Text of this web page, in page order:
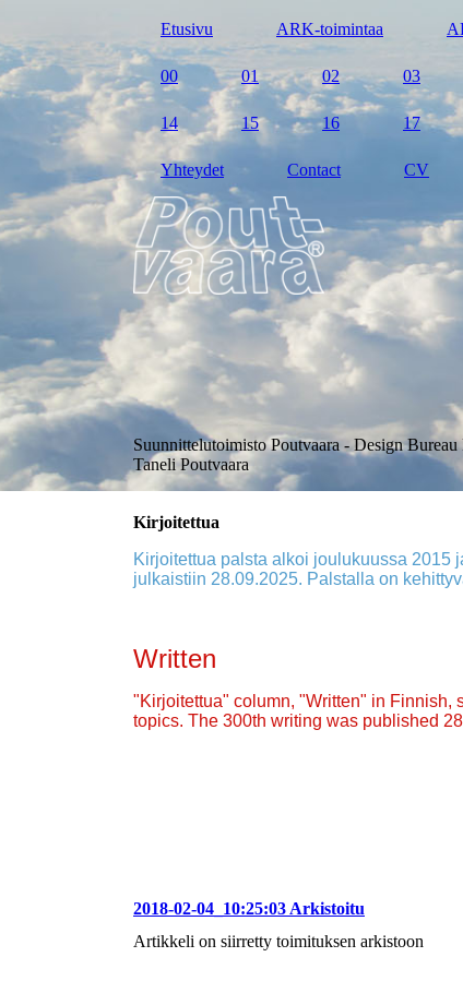
Etusivu ARK-toimintaa
00 01 02 03
14 15 16 17
Yhteydet Contact CV
Suunnittelutoimisto Poutvaara - Design Bureau
Taneli Poutvaara
Kirjoitettua
Kirjoitettua palsta alkoi joulukuussa 2015
julkaistiin 28.09.2025. Palstalla on
Written
"Kirjoitettua" column, "Written" in Finnish,
topics. The 300th writing was published
2018-02-04_10:25:03 Arkistoitu
Artikkeli on siirretty toimituksen arkistoon